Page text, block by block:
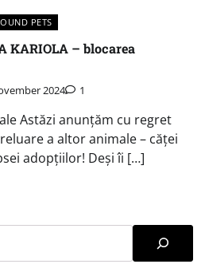
PETS
KARIOLA – blocarea
2024 1
Astăzi anunțăm cu regret
a altor animale – căței
adopțiilor! Deși îi […]